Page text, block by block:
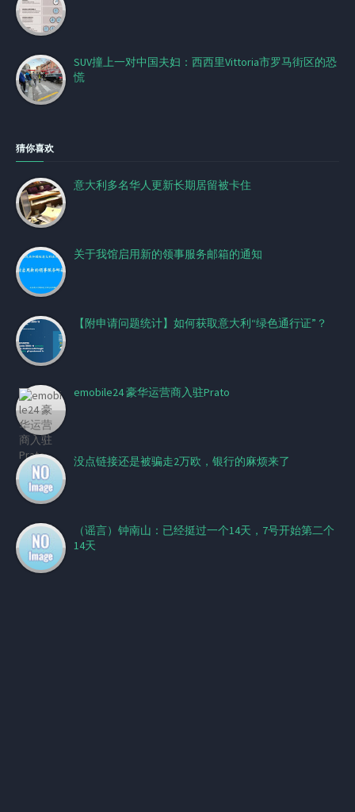
SUV撞上一对中国夫妇：西西里Vittoria市罗马街区的恐
慌
猜你喜欢
意大利多名华人更新长期居留被卡住
关于我馆启用新的领事服务邮箱的通知
【附申请问题统计】如何获取意大利“绿色通行证”？
emobile24 豪华运营商入驻Prato
没点链接还是被骗走2万欧，银行的麻烦来了
（谣言）钟南山：已经挺过一个14天，7号开始第二个
14天